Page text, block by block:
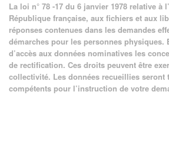
La loi n° 78 -17 du 6 janvier 1978 relative à
République française, aux fichiers et aux
réponses contenues dans les demandes
démarches pour les personnes
d’accès aux données nominatives les
de rectification. Ces droits peuvent être
collectivité. Les données recueillies seront
compétents pour l’instruction de votre